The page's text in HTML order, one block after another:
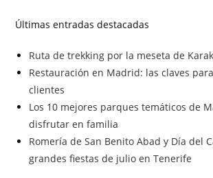
Últimas entradas destacadas
Ruta de trekking por la meseta de
Restauración en Madrid: las claves
clientes
Los 10 mejores parques temáticos de
disfrutar en familia
Romería de San Benito Abad y Día del
grandes fiestas de julio en Tenerife